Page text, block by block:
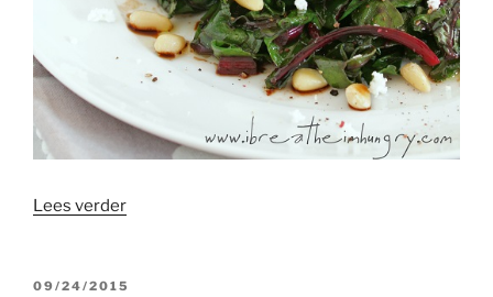
Lees verder“Salade
met
GEPLAATST
09/24/2015